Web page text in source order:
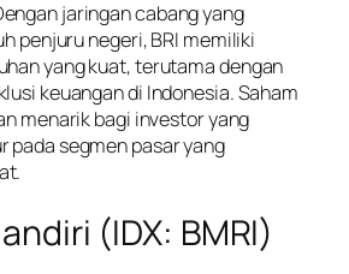
jaringan cabang yang
penjuru negeri, BRI memiliki
yang kuat, terutama dengan
keuangan di Indonesia. Saham
menarik bagi investor yang
pada segmen pasar yang
(IDX: BMRI)